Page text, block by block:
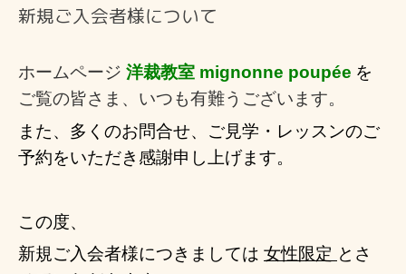
新規ご入会者様について
ホームページ 洋裁教室 mignonne poupée を
ご覧の皆さま、いつも有難うございます。
また、多くのお問合せ、ご見学・レッスンのご
予約をいただき感謝申し上げます。
この度、
新規ご入会者様につきましては 女性限定 とさ